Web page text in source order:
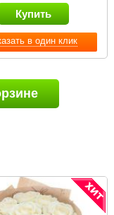
в один клик
Купить